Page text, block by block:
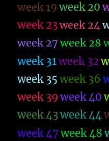
week 19 week 20
week 23week 24
week 27 week 28
week 31week 32
week 35 week 36
week 39 week 40
week 43week 44
week 47 week 48